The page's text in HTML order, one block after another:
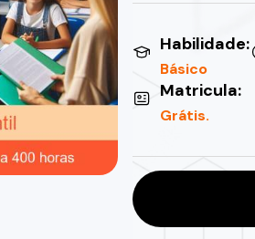
Habilidade:
Básico
Matricula:
Grátis.